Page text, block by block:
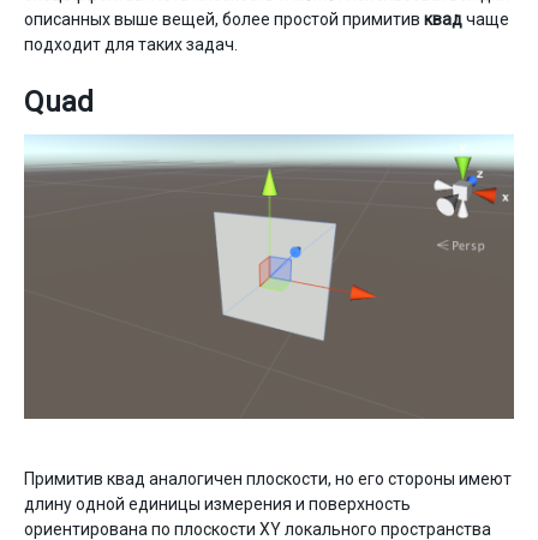
описанных выше вещей, более простой примитив квадчаще
подходит для таких задач.
Quad
Примитив квад аналогичен плоскости, но его стороны имеют
длину одной единицы измерения и поверхность
ориентирована по плоскости XY локального пространства